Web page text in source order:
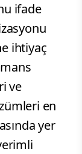
ifade
ihtiyaç
ve
en
yer